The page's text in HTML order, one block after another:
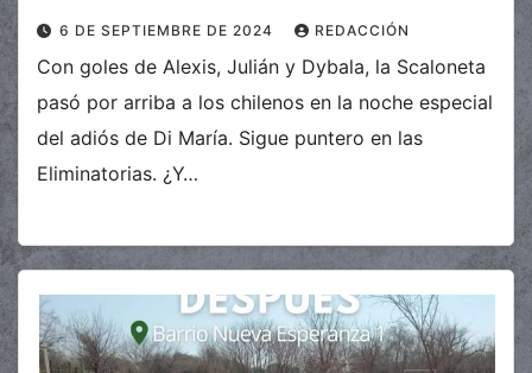
6 DE SEPTIEMBRE DE 2024 REDACCIÓN
Con goles de Alexis, Julián y Dybala, la Scaloneta
pasó por arriba a los chilenos en la noche especial
del adiós de Di María. Sigue puntero en las
Eliminatorias. ¿Y…